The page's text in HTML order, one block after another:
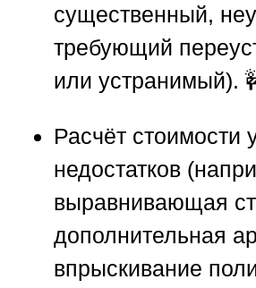
существенный,
требующий
или устранимый).
Расчёт стоимости
недостатков
выравнивающая
дополнительная
впрыскивание